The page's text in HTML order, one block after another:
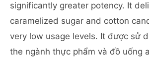
significantly greater potency. It
caramelized sugar and cotton
very low usage levels. It được sử
the ngành thực phẩm và đồ uống